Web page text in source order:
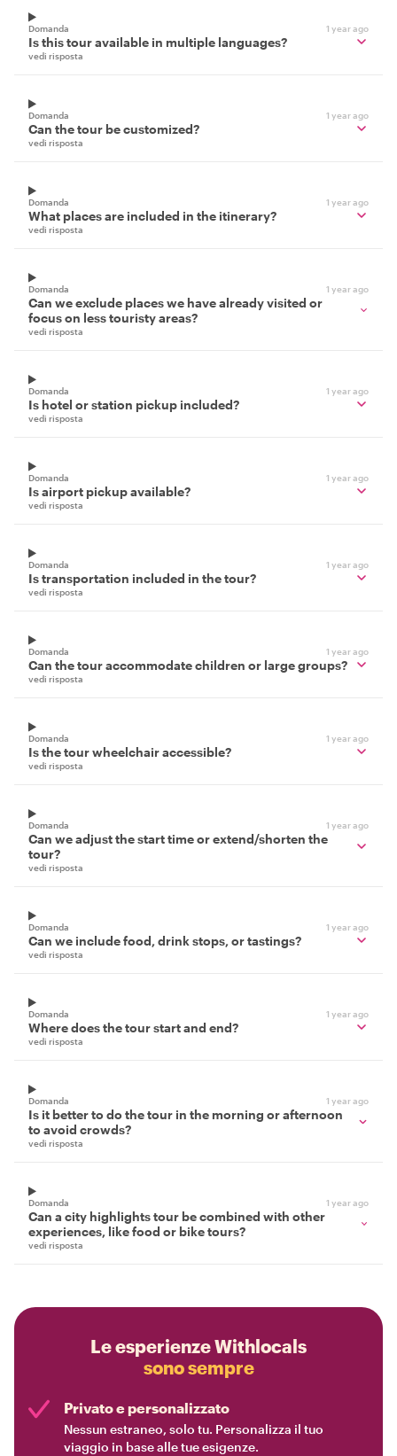
Domanda 1 year ago
Is this tour available in multiple languages?
vedi risposta
Domanda 1 year ago
Can the tour be customized?
vedi risposta
Domanda 1 year ago
What places are included in the itinerary?
vedi risposta
Domanda 1 year ago
Can we exclude places we have already visited or
focus on less touristy areas?
vedi risposta
Domanda 1 year ago
Is hotel or station pickup included?
vedi risposta
Domanda 1 year ago
Is airport pickup available?
vedi risposta
Domanda 1 year ago
Is transportation included in the tour?
vedi risposta
Domanda 1 year ago
Can the tour accommodate children or large groups?
vedi risposta
Domanda 1 year ago
Is the tour wheelchair accessible?
vedi risposta
Domanda 1 year ago
Can we adjust the start time or extend/shorten the
tour?
vedi risposta
Domanda 1 year ago
Can we include food, drink stops, or tastings?
vedi risposta
Domanda 1 year ago
Where does the tour start and end?
vedi risposta
Domanda 1 year ago
Is it better to do the tour in the morning or afternoon
to avoid crowds?
vedi risposta
Domanda 1 year ago
Can a city highlights tour be combined with other
experiences, like food or bike tours?
vedi risposta
Le esperienze Withlocals
sono sempre
Privato e personalizzato
Nessun estraneo, solo tu. Personalizza il tuo
viaggio in base alle tue esigenze.